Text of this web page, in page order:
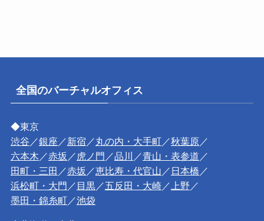
全国のバーチャルオフィス
◆東京
渋谷 ／銀座 ／新宿 ／丸の内・大手町／秋葉原／
六本木 ／赤坂 ／ 虎ノ門 ／品川 ／青山・表参道 ／
田町・三田 ／赤坂 ／恵比寿・代官山 ／ 日本橋 ／
浜松町・大門 ／ 目黒／五反田・大崎／ 上野 ／
墨田・錦糸町／池袋